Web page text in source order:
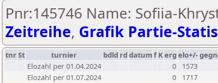
Pnr:145746 Name: Sofiia-
Zeitreihe, Grafik Partie-
tnrSt turnier bdld rd datumf Kerg elo+/-
Elozahl per 01.04.2024
0
1573
Elozahl per 01.07.2024
0
1717